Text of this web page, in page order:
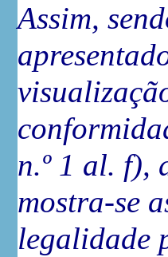
Assim,
n.º 1 al. f),
mostra-se
legalidade